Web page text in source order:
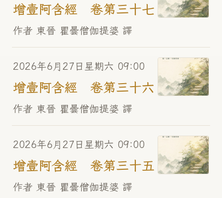
增壹阿含經 卷第三十七
作者 東晉 瞿曇僧伽提婆 譯
2026年6月27日星期六 09:00
增壹阿含經 卷第三十六
作者 東晉 瞿曇僧伽提婆 譯
2026年6月27日星期六 09:00
增壹阿含經 卷第三十五
作者 東晉 瞿曇僧伽提婆 譯